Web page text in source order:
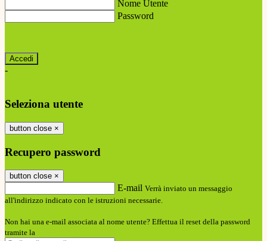
Nome Utente
Password
-
Seleziona utente
button close ×
Recupero password
button close ×
E-mail Verrà inviato un messaggio
all'indirizzo indicato con le istruzioni necessarie.
Non hai una e-mail associata al nome utente? Effettua il reset della password
tramite la